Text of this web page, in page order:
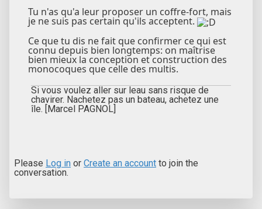
Tu n'as qu'a leur proposer un coffre-fort, mais
je ne suis pas certain qu'ils acceptent.
Ce que tu dis ne fait que confirmer ce qui est
connu depuis bien longtemps: on maîtrise
bien mieux la conception et construction des
monocoques que celle des multis.
Si vous voulez aller sur leau sans risque de
chavirer. Nachetez pas un bateau, achetez une
île. [Marcel PAGNOL]
Please Log in or Create an account to join the
conversation.